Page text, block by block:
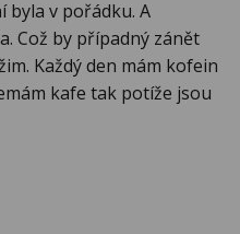
byla v pořádku. A
Což by případný zánět
Každý den mám kofein
kafe tak potíže jsou